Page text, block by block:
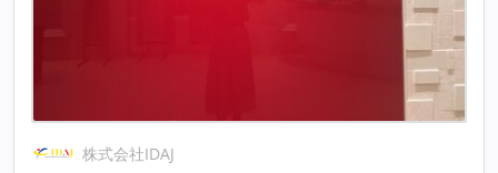
株式会社IDAJ